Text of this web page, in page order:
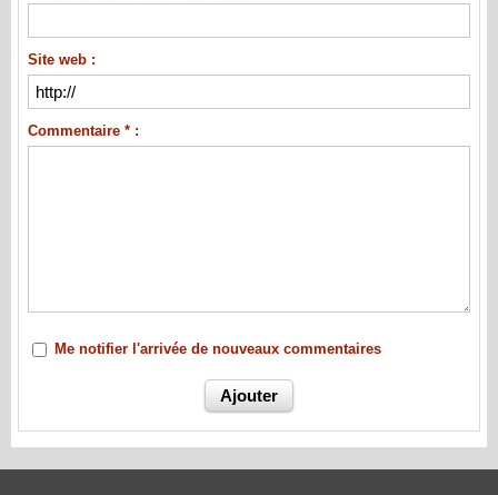
Site web :
Commentaire * :
Me notifier l'arrivée de nouveaux commentaires